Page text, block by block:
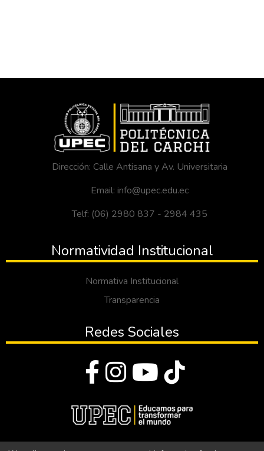
Dirección: Calle Antisana y Av. Universitaria
Email: info@upec.edu.ec
Telf: (06) 2980 837 - 2984 435
Normatividad Institucional
Normativa Institucional
Transparencia
Redes Sociales